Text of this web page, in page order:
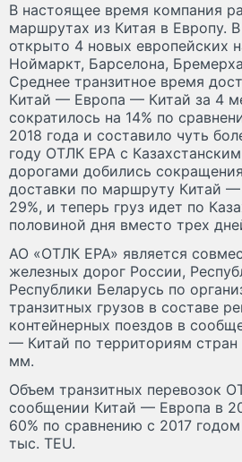
В настоящее время компания
маршрутах из Китая в Европу.
открыто 4 новых европейских
Ноймаркт, Барселона,
Среднее транзитное время
Китай — Европа — Китай за 4
сократилось на 14% по
2018 года и составило чуть
году ОТЛК ЕРА с
дорогами добились
доставки по маршруту Китай
29%, и теперь груз идет по
половиной дня вместо трех
АО «ОТЛК ЕРА» является
железных дорог России,
Республики Беларусь по
транзитных грузов в составе
контейнерных поездов в
— Китай по территориям стран
мм.
Объем транзитных перевозок
сообщении Китай — Европа в
60% по сравнению с 2017
тыс. ТЕU.